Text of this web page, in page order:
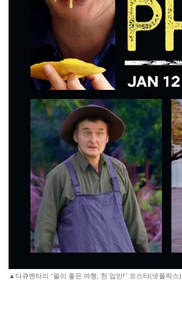
▲다큐멘터리 ‘필이 좋은 여행, 한 입만!’ 포스터(넷플릭스)